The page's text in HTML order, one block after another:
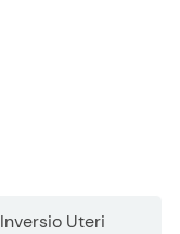
Inversio Uteri